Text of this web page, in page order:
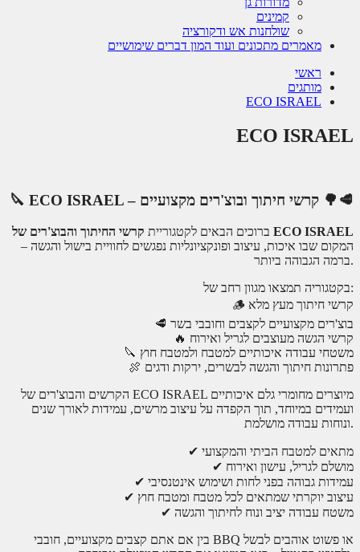
קמינים
שולחנות אש ודקורציה
מאמרים מתכונים ועוד המון דברים שימושיים
ראשי
מותגים
ECO ISRAEL
ECO ISRAEL
🔪 ECO ISRAEL – קרשי חיתוך ובוצ'רים מקצועיים 🌳🥩
ברוכים הבאים לקטגוריית קרשי החיתוך והבוצ'רים של ECO ISRAEL
– המקום שבו איכות, עיצוב ופונקציונליות נפגשים לחוויית בישול והגשה
ברמה הגבוהה ביותר.
בקטגוריה תמצאו מגוון רחב של:
🪵 קרשי חיתוך מעץ מלא
🥩 בוצ'רים מקצועיים לקצבים וחובבי בשר
🔥 קרשי הגשה מעוצבים לגריל ואירוח
🔪 משטחי עבודה איכותיים למטבח ולמטבח חוץ
🍖 פתרונות חיתוך והגשה לבשרים, ירקות ודגים
הקרשים והבוצ'רים של ECO ISRAEL מיוצרים מחומרי גלם איכותיים
ועמידים במיוחד, תוך הקפדה על עיצוב מרשים, עמידות לאורך שנים
ונוחות עבודה מושלמת.
✔ מתאים למטבח הביתי והמקצועי
✔ מושלם לגריל, עישון ואירוח
✔ עמידות גבוהה בפני לחות ושימוש אינטנסיבי
✔ עיצוב יוקרתי שמתאים לכל מטבח ומטבח חוץ
✔ משטח עבודה יציב ונוח לחיתוך והגשה
בין אם אתם קצבים מקצועיים, חובבי BBQ או פשוט אוהבים לבשל